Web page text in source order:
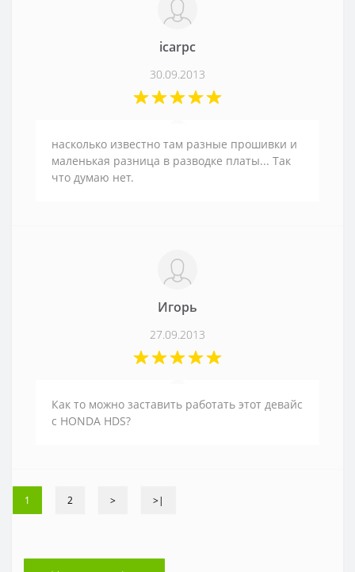
icarpc
30.09.2013
насколько известно там разные прошивки и
маленькая разница в разводке платы... Так
что думаю нет.
Игорь
27.09.2013
Как то можно заставить работать этот девайс
с HONDA HDS?
1 2 > >|